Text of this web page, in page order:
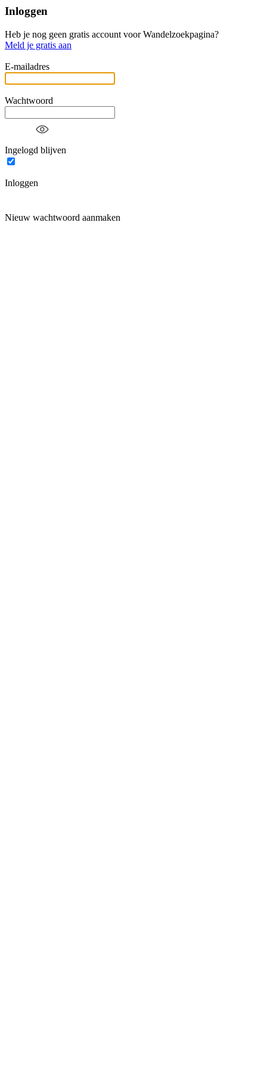
Inloggen
Heb je nog geen gratis account voor Wandelzoekpagina?
Meld je gratis aan
E-mailadres
Wachtwoord
Ingelogd blijven
Inloggen
Nieuw wachtwoord aanmaken